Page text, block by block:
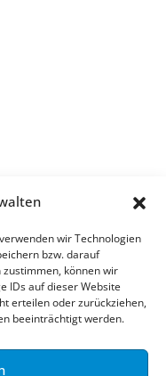
wir Technologien
bzw. darauf
zustimmen, können wir
IDs auf dieser Website
erteilen oder zurückziehen,
beeinträchtigt werden.